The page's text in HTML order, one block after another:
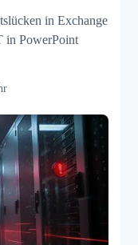
in Exchange
in PowerPoint